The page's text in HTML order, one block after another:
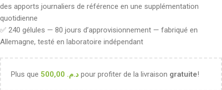
des apports journaliers de référence en une supplémentation
quotidienne
✅ 240 gélules — 80 jours d’approvisionnement — fabriqué en
Allemagne, testé en laboratoire indépendant
Plus que د.م. pour profiter de la livraison gratuite!